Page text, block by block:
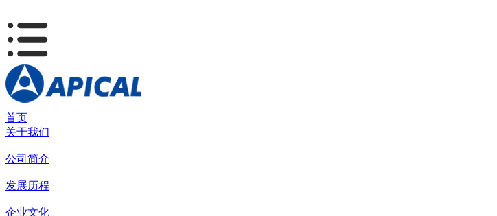
首页
关于我们
公司简介
发展历程
企业文化